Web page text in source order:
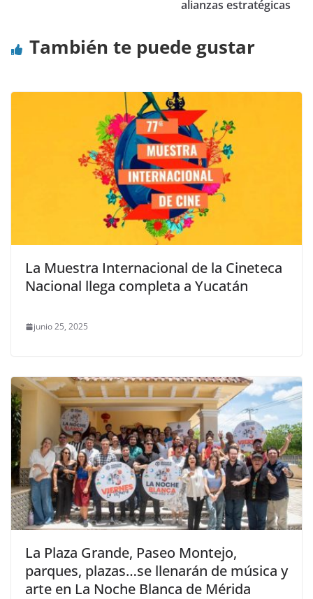
alianzas estratégicas
También te puede gustar
La Muestra Internacional de la Cineteca
Nacional llega completa a Yucatán
junio 25, 2025
La Plaza Grande, Paseo Montejo,
parques, plazas…se llenarán de música y
arte en La Noche Blanca de Mérida